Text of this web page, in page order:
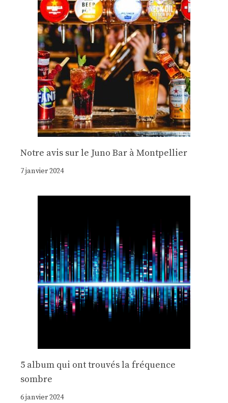
Notre avis sur le Juno Bar à Montpellier
7 janvier 2024
5 album qui ont trouvés la fréquence
sombre
6 janvier 2024